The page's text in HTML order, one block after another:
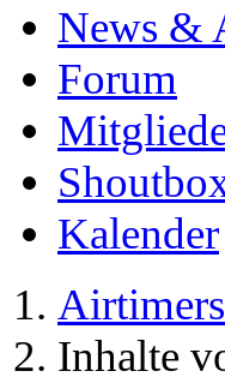
News &
Forum
Kalender
Inhalte